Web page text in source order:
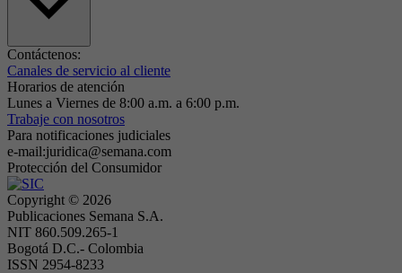
Contáctenos:
Canales de servicio al cliente
Horarios de atención
Lunes a Viernes de 8:00 a.m. a 6:00 p.m.
Trabaje con nosotros
Para notificaciones judiciales
e-mail:juridica@semana.com
Protección del Consumidor
Copyright © 2026
Publicaciones Semana S.A.
NIT 860.509.265-1
Bogotá D.C.- Colombia
ISSN 2954-8233